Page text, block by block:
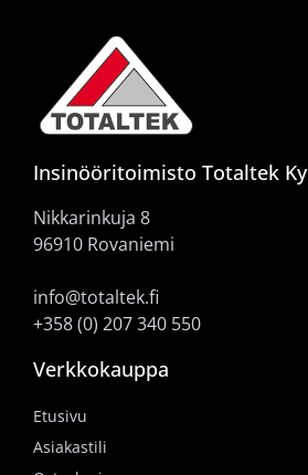
Insinööritoimisto Totaltek Ky
Nikkarinkuja 8
96910 Rovaniemi
info@totaltek.fi
+358 (0) 207 340 550
Verkkokauppa
Etusivu
Asiakastili